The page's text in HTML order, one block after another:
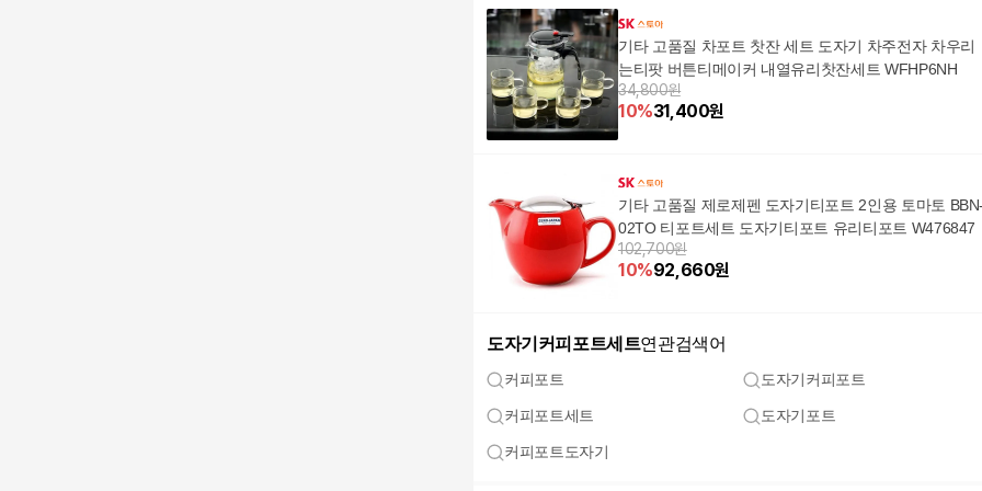
기타 고품질 차포트 찻잔 세트 도자기 차주전자 차우리
는티팟 버튼티메이커 내열유리찻잔세트 WFHP6NH
34,800원
10%31,400원
기타 고품질 제로제펜 도자기티포트 2인용 토마토
02TO 티포트세트 도자기티포트 유리티포트 W476847
102,700원
10%92,660원
도자기커피포트세트연관검색어
커피포트 도자기커피포트
커피포트세트 도자기포트
커피포트도자기